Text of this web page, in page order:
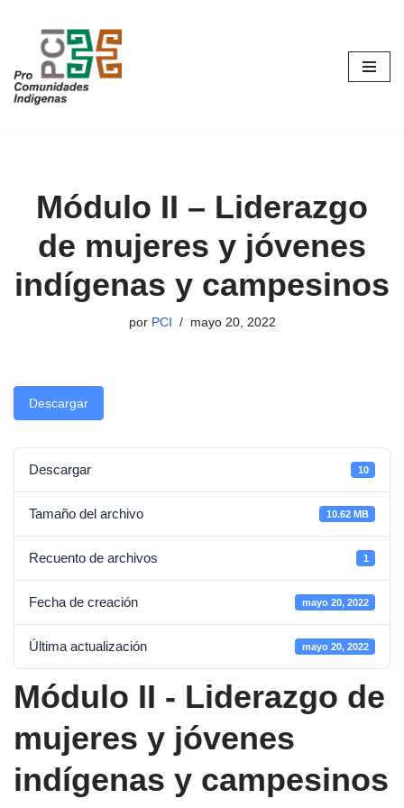
Saltar
al
contenido
Módulo II – Liderazgo
de mujeres y jóvenes
indígenas y campesinos
por PCI mayo 20, 2022
Descargar
Descargar 10
Tamaño del archivo 10.62 MB
Recuento de archivos 1
Fecha de creación mayo 20, 2022
Última actualización mayo 20, 2022
Módulo II - Liderazgo de
mujeres y jóvenes
indígenas y campesinos